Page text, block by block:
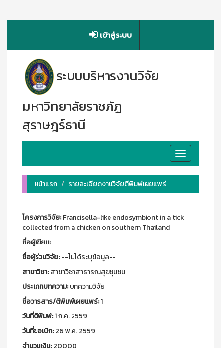
เข้าสู่ระบบ
ระบบบริหารงานวิจัย
มหาวิทยาลัยราชภัฏ
สุราษฎร์ธานี
Toggle
navigation
หน้าแรก
รายละเอียดงานวิจัยตีพิมพ์เผยแพร่
โครงการวิจัย:Francisella-like endosymbiont in a tick
collected from a chicken on southern Thailand
ชื่อผู้เขียน:
ชื่อผู้ร่วมวิจัย:--ไม่ได้ระบุข้อมูล--
สาขาวิชา:สาขาวิชาสาธารณสุขชุมชน
ประเภทบทความ:บทความวิจัย
ชื่อวารสาร/ตีพิมพ์เผยแพร์:1
วันที่ตีพิมพ์:1 ก.ค. 2559
วันที่ขอเบิก:26 พ.ค. 2559
จำนวนเงิน:20000